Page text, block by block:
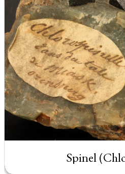
Spinel